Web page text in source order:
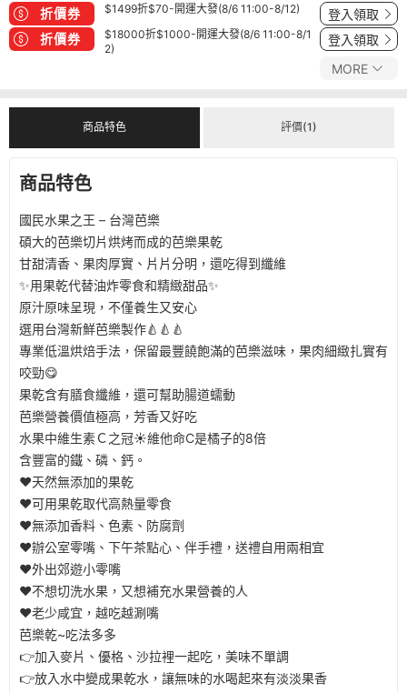
折價券 $1499折$70-開運大發(8/6 11:00-8/12) 登入領取
折價券
$18000折$1000-開運大發(8/6 11:00-8/1
2)
登入領取
MORE
商品特色 評價(1)
商品特色
國民水果之王 – 台灣芭樂
碩大的芭樂切片烘烤而成的芭樂果乾
甘甜清香、果肉厚實、片片分明，還吃得到纖維
✨用果乾代替油炸零食和精緻甜品✨
原汁原味呈現，不僅養生又安心
選用台灣新鮮芭樂製作🍐🍐🍐
專業低溫烘焙手法，保留最豐饒飽滿的芭樂滋味，果肉細緻扎實有
咬勁😋
果乾含有膳食纖維，還可幫助腸道蠕動
芭樂營養價值極高，芳香又好吃
水果中維生素Ｃ之冠☀️維他命C是橘子的8倍
含豐富的鐵、磷、鈣。
❤️天然無添加的果乾
❤️可用果乾取代高熱量零食
❤️無添加香料、色素、防腐劑
❤️辦公室零嘴、下午茶點心、伴手禮，送禮自用兩相宜
❤️外出郊遊小零嘴
❤️不想切洗水果，又想補充水果營養的人
❤️老少咸宜，越吃越涮嘴
芭樂乾~吃法多多
👉加入麥片、優格、沙拉裡一起吃，美味不單調
👉放入水中變成果乾水，讓無味的水喝起來有淡淡果香